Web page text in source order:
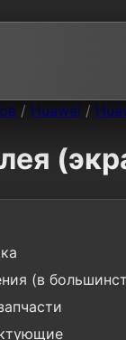
/ Huawei /
(в